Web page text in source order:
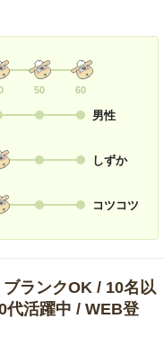
50 60
男性
しずか
コツコツ
ランクOK / 10名以
代活躍中 / WEB登